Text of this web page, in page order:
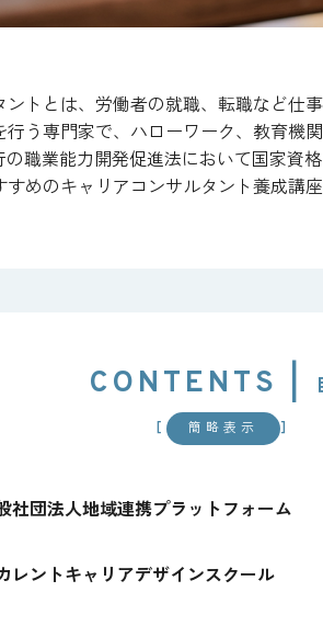
ントとは、労働者の就職、転職など仕
行う専門家で、ハローワーク、教育機
職業能力開発促進法において国家資
めのキャリアコンサルタント養成講座
CONTENTS |
[ 簡略表示 ]
社団法人地域連携プラットフォーム
レントキャリアデザインスクール